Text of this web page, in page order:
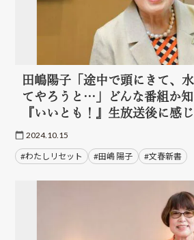
田嶋陽子「途中で頭にきて、
てやろうと…」どんな番組か
『いいとも！』生放送後に感
2024.10.15
#わたしリセット #田嶋 陽子 #文春新書